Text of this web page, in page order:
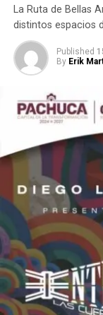
La Ruta de Bellas
distintos espacios
Published
By Erik